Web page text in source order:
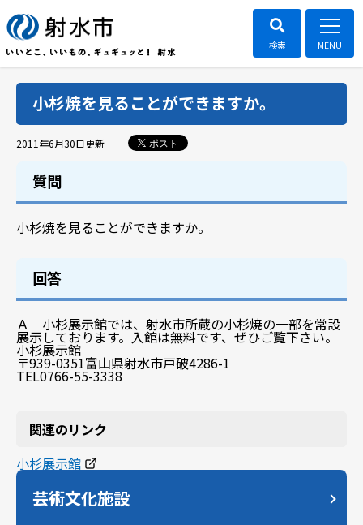
小杉焼を見ることができますか。
2011年6月30日更新 ポスト
質問
小杉焼を見ることができますか。
回答
Ａ 小杉展示館では、射水市所蔵の小杉焼の一部を常設
展示しております。入館は無料です、ぜひご覧下さい。
小杉展示館
〒939-0351富山県射水市戸破4286-1
TEL0766-55-3338
関連のリンク
小杉展示館
芸術文化施設